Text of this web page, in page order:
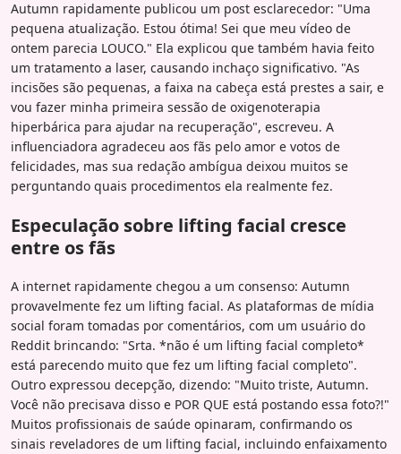
Autumn rapidamente publicou um post esclarecedor: "Uma
pequena atualização. Estou ótima! Sei que meu vídeo de
ontem parecia LOUCO." Ela explicou que também havia feito
um tratamento a laser, causando inchaço significativo. "As
incisões são pequenas, a faixa na cabeça está prestes a sair, e
vou fazer minha primeira sessão de oxigenoterapia
hiperbárica para ajudar na recuperação", escreveu. A
influenciadora agradeceu aos fãs pelo amor e votos de
felicidades, mas sua redação ambígua deixou muitos se
perguntando quais procedimentos ela realmente fez.
Especulação sobre lifting facial cresce
entre os fãs
A internet rapidamente chegou a um consenso: Autumn
provavelmente fez um lifting facial. As plataformas de mídia
social foram tomadas por comentários, com um usuário do
Reddit brincando: "Srta. *não é um lifting facial completo*
está parecendo muito que fez um lifting facial completo".
Outro expressou decepção, dizendo: "Muito triste, Autumn.
Você não precisava disso e POR QUE está postando essa foto?!"
Muitos profissionais de saúde opinaram, confirmando os
sinais reveladores de um lifting facial, incluindo enfaixamento